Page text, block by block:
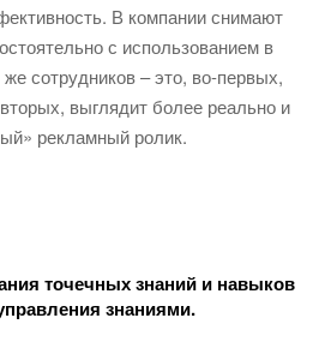
В компании снимают
с использованием в
же сотрудников – это, во-первых,
выглядит более реально и
рекламный ролик.
точечных знаний и навыков
знаниями.